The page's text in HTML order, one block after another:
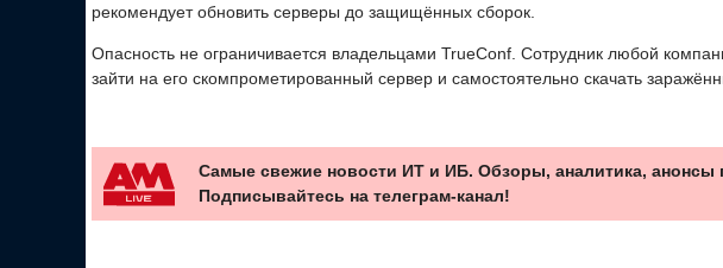
рекомендует обновить серверы до защищённых сборок.
Опасность не ограничивается владельцами TrueConf. Сотрудник любой
зайти на его скомпрометированный сервер и самостоятельно скачать
Самые свежие новости ИТ и ИБ. Обзоры, аналитика, анонсы
Подписывайтесь на телеграм-канал!